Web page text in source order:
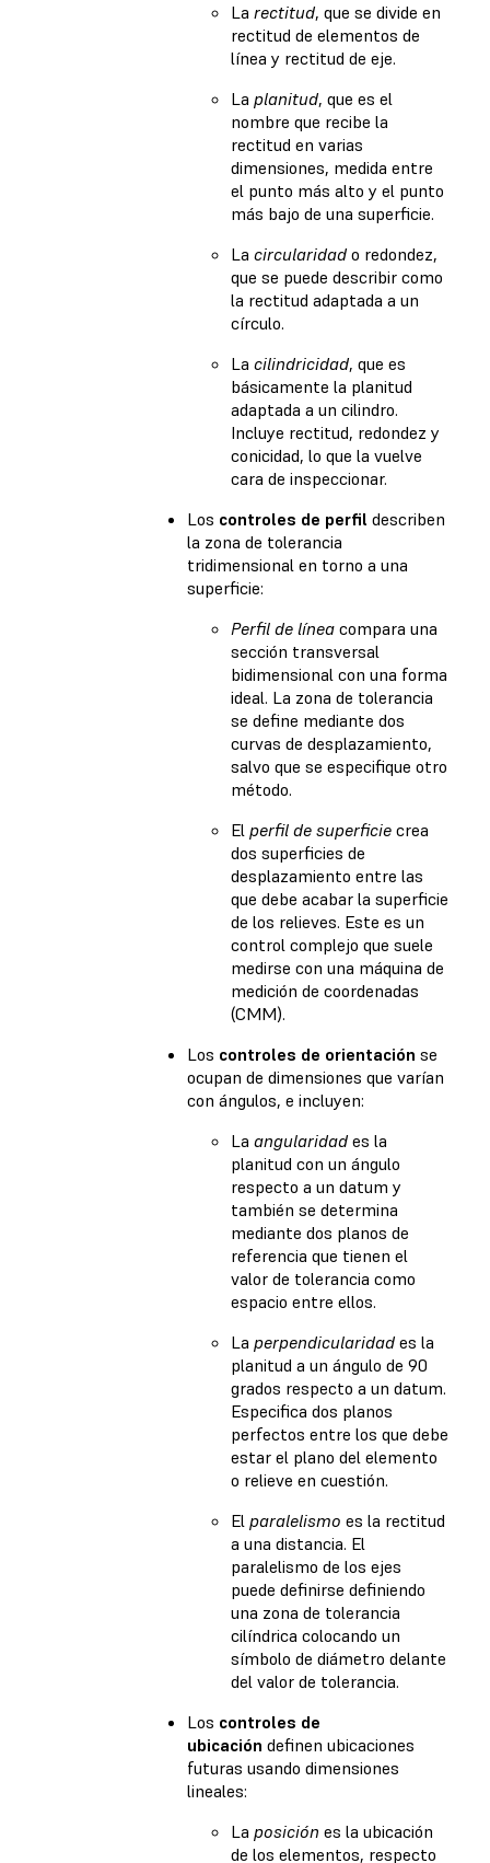
La rectitud, que se divide en
rectitud de elementos de
línea y rectitud de eje.
La planitud, que es el
nombre que recibe la
rectitud en varias
dimensiones, medida entre
el punto más alto y el punto
más bajo de una superficie.
La circularidad o redondez,
que se puede describir como
la rectitud adaptada a un
círculo.
La cilindricidad, que es
básicamente la planitud
adaptada a un cilindro.
Incluye rectitud, redondez y
conicidad, lo que la vuelve
cara de inspeccionar.
Los controles de perfil describen
la zona de tolerancia
tridimensional en torno a una
superficie:
Perfil de línea compara una
sección transversal
bidimensional con una forma
ideal. La zona de tolerancia
se define mediante dos
curvas de desplazamiento,
salvo que se especifique otro
método.
El perfil de superficie crea
dos superficies de
desplazamiento entre las
que debe acabar la superficie
de los relieves. Este es un
control complejo que suele
medirse con una máquina de
medición de coordenadas
(CMM).
Los controles de orientación se
ocupan de dimensiones que varían
con ángulos, e incluyen:
La angularidad es la
planitud con un ángulo
respecto a un datum y
también se determina
mediante dos planos de
referencia que tienen el
valor de tolerancia como
espacio entre ellos.
La perpendicularidad es la
planitud a un ángulo de 90
grados respecto a un datum.
Especifica dos planos
perfectos entre los que debe
estar el plano del elemento
o relieve en cuestión.
El paralelismo es la rectitud
a una distancia. El
paralelismo de los ejes
puede definirse definiendo
una zona de tolerancia
cilíndrica colocando un
símbolo de diámetro delante
del valor de tolerancia.
Los controles de
ubicación definen ubicaciones
futuras usando dimensiones
lineales:
La posición es la ubicación
de los elementos, respecto